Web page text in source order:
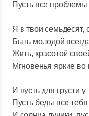
Пусть все проблемы
Я в твои семьдесят,
Быть молодой
Жить, красотой
Мгновенья яркие
И пусть для грусти
Пусть беды все